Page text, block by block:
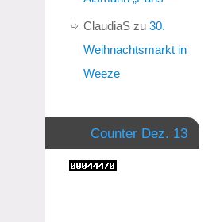
ClaudiaS zu 30.
Weihnachtsmarkt in
Weeze
Counter Dez. 13